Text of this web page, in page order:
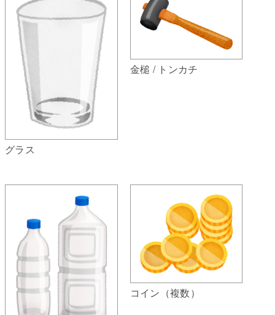
グラス
金槌 / トンカチ
コイン（複数）